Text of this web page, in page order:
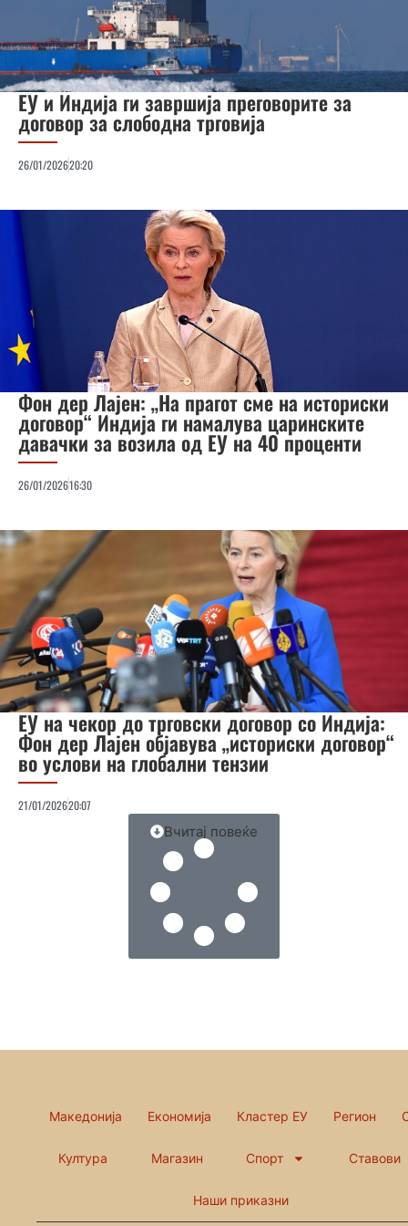
ЕУ и Индија ги завршија преговорите за
договор за слободна трговија
26/01/202620:20
Фон дер Лајен: „На прагот сме на историски
договор“ Индија ги намалува царинските
давачки за возила од ЕУ на 40 проценти
26/01/202616:30
ЕУ на чекор до трговски договор со Индија:
Фон дер Лајен објавува „историски договор“
во услови на глобални тензии
21/01/202620:07
Вчитај повеќе
Македонија Економија Кластер ЕУ Регион
Култура Магазин Спорт Ставови
Наши приказни